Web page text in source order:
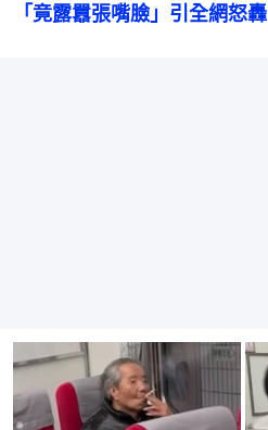
「竟露囂張嘴臉」引全網怒轟